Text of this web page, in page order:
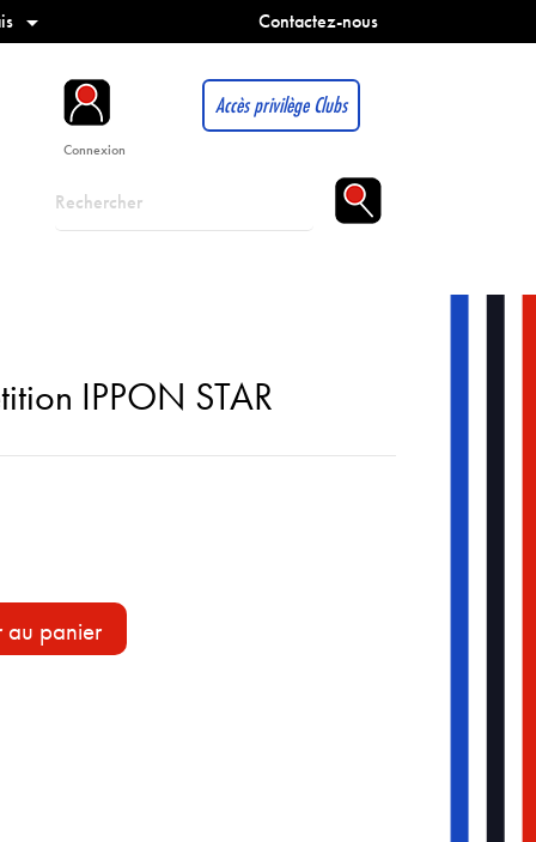
Contactez-nous

Connexion
Accès privilège Clubs
IPPON STAR
au panier